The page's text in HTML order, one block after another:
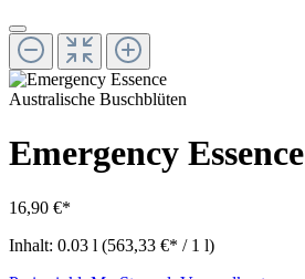
Australische Buschblüten
Emergency Essence
16,90 €*
Inhalt: 0.03 l (563,33 €* / 1 l)